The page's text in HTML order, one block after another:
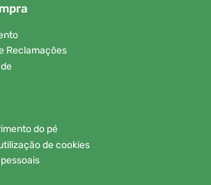
Reclamações
do pé
de cookies